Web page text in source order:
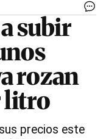
subir
rozan
litro
precios este